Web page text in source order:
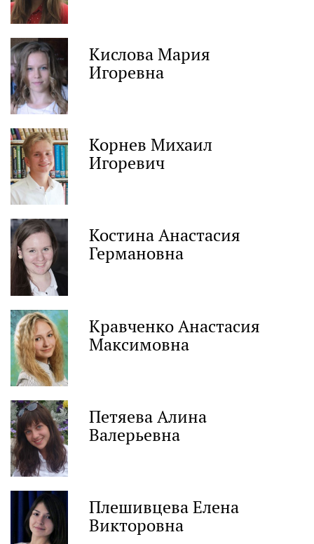
Кислова Мария
Игоревна
Корнев Михаил
Игоревич
Костина Анастасия
Германовна
Кравченко Анастасия
Максимовна
Петяева Алина
Валерьевна
Плешивцева Елена
Викторовна